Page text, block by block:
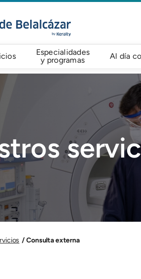
Especialidades
y programas
Al día
Consulta externa